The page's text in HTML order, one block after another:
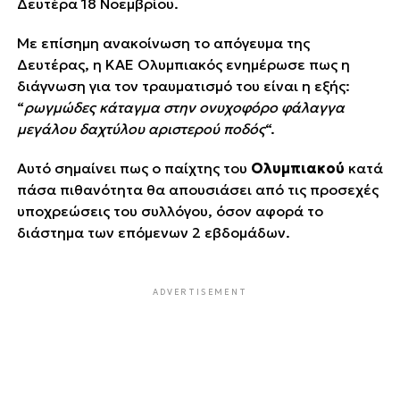
Με επίσημη ανακοίνωση το απόγευμα της
Δευτέρας, η ΚΑΕ Ολυμπιακός ενημέρωσε πως η
διάγνωση για τον τραυματισμό του είναι η εξής:
“ρωγμώδες κάταγμα στην ονυχοφόρο φάλαγγα
μεγάλου δαχτύλου αριστερού ποδός“.
Αυτό σημαίνει πως ο παίχτης του Ολυμπιακού κατά
πάσα πιθανότητα θα απουσιάσει από τις προσεχές
υποχρεώσεις του συλλόγου, όσον αφορά το
διάστημα των επόμενων 2 εβδομάδων.
ADVERTISEMENT